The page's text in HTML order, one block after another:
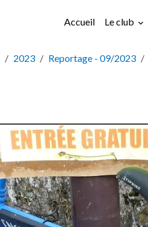
Accueil Le club
2023 Reportage - 09/2023